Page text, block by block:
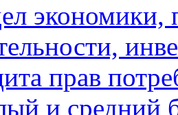
экономики,
прав
и средний